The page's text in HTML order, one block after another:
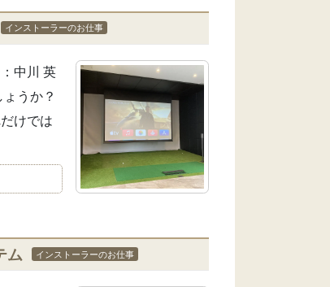
インストーラーのお仕事
中川 英
うか？
けでは
ム インストーラーのお仕事